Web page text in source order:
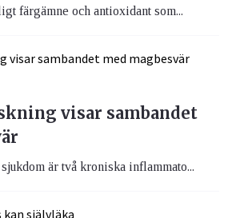
färgämne och antioxidant som...
visar sambandet
är två kroniska inflammato...